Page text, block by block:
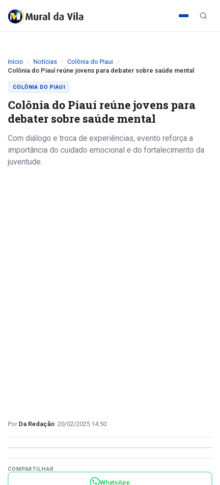
Início Notícias
Colônia do Piaui
Colônia do Piauí reúne jovens para debater sobre saúde mental
COLÔNIA DO PIAUI
Colônia do Piauí reúne jovens para
debater sobre saúde mental
Com diálogo e troca de experiências, evento reforça a
importância do cuidado emocional e do fortalecimento da
juventude.
Da Redação 20/02/2025 14:50
COMPARTILHAR
WhatsApp